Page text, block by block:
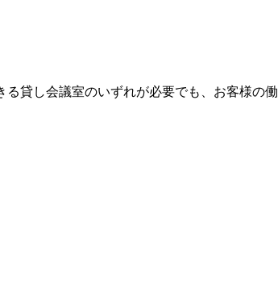
貸し会議室のいずれが必要でも、お客様の